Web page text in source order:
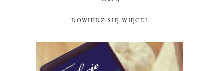
DOWIEDZ SIĘ WIĘCEJ